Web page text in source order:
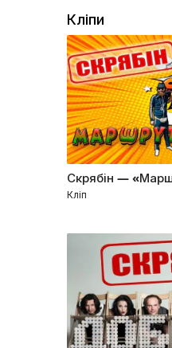
Кліпи
Скрябін —
Кліп